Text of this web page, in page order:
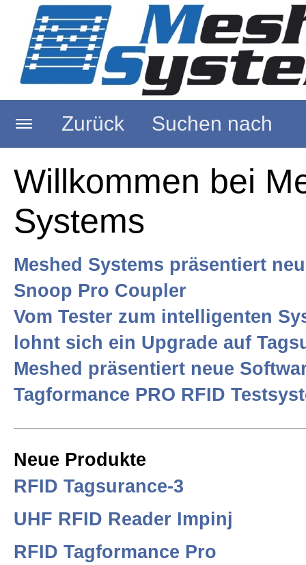
Zurück Suchen nach
Startseite
Über uns
RFID Reader
RFID Antennen
RFID Messtechnik
RFID Second Hand
Presse, News & Events
Allgemein
Willkommen bei
Systems
Meshed Systems präsentiert
Snoop Pro Coupler
Vom Tester zum intelligenten
lohnt sich ein Upgrade auf
Meshed präsentiert neue
Tagformance PRO RFID
Neue Produkte
RFID Tagsurance-3
UHF RFID Reader Impinj
RFID Tagformance Pro